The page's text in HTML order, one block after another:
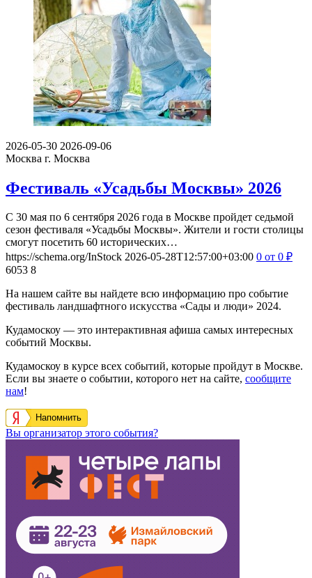
2026-05-30 2026-09-06
Москва г. Москва
Фестиваль «Усадьбы Москвы» 2026
С 30 мая по 6 сентября 2026 года в Москве пройдет седьмой
сезон фестиваля «Усадьбы Москвы». Жители и гости столицы
смогут посетить 60 исторических…
https://schema.org/InStock 2026-05-28T12:57:00+03:00 0 от 0 ₽
6053 8
На нашем сайте вы найдете всю информацию про событие
фестиваль ландшафтного искусства «Сады и люди» 2024.
Кудамоскоу — это интерактивная афиша самых интересных
событий Москвы.
Кудамоскоу в курсе всех событий, которые пройдут в Москве.
Если вы знаете о событии, которого нет на сайте, сообщите
нам!
Напомнить
Вы организатор этого события?